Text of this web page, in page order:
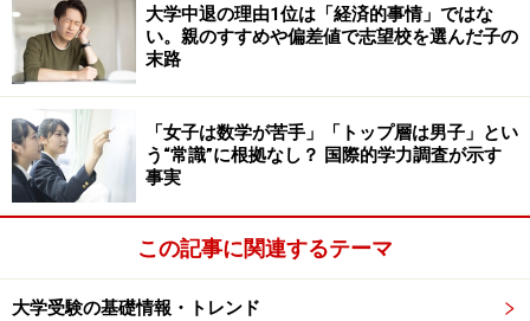
ん。しかしそもそもテスト勉強は、提出課題を終わらせ
ることではありません。テスト範囲の問題集やプリント
はやらなければいけない最低限のことで、いわばスター
トラインにすぎないのです。
高校のテストで高得点がとれる子とそうでない子の差
は、勉強への意識や取り組み方の違いからくる、学習の
「量」と「質」の差にあります。
大学中退の理由1位は「経済的事情」ではな
い。親のすすめや偏差値で志望校を選んだ子の
末路
「女子は数学が苦手」「トップ層は男子」とい
う“常識”に根拠なし？ 国際的学力調査が示す
事実
この記事に関連するテーマ
大学受験の基礎情報・トレンド